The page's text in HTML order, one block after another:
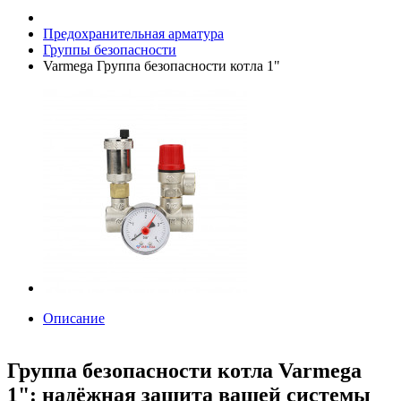
Предохранительная арматура
Группы безопасности
Varmega Группа безопасности котла 1"
Описание
Группа безопасности котла Varmega
1": надёжная защита вашей системы